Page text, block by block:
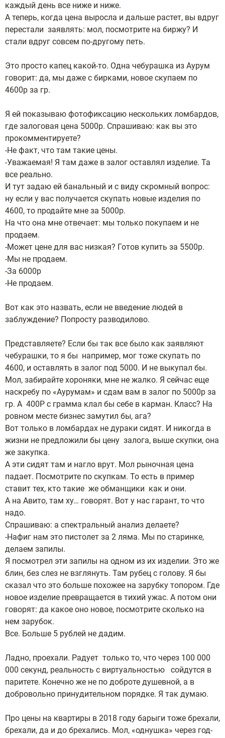
каждый день все ниже и ниже.
А теперь, когда цена выросла и дальше растет, вы вдруг
перестали заявлять: мол, посмотрите на биржу? И
стали вдруг совсем по-другому петь.
Это просто капец какой-то. Одна чебурашка из Аурум
говорит: да, мы даже с бирками, новое скупаем по
4600р за гр.
Я ей показываю фотофиксацию нескольких ломбардов,
где залоговая цена 5000р. Спрашиваю: как вы это
прокомментируете?
-Не факт, что там такие цены.
-Уважаемая! Я там даже в залог оставлял изделие. Та
все реально.
И тут задаю ей банальный и с виду скромный вопрос:
ну если у вас получается скупать новые изделия по
4600, то продайте мне за 5000р.
На что она мне отвечает: мы только покупаем и не
продаем.
-Может цене для вас низкая? Готов купить за 5500р.
-Мы не продаем.
-За 6000р
-Не продаем.
Вот как это назвать, если не введение людей в
заблуждение? Попросту разводилово.
Представляете? Если бы так все было как заявляют
чебурашки, то я бы например, мог тоже скупать по
4600, и оставлять в залог под 5000. И не выкупал бы.
Мол, забирайте хороняки, мне не жалко. Я сейчас еще
наскребу по «Аурумам» и сдам вам в залог по 5000р за
гр. А 400Р с грамма клал бы себе в карман. Класс? На
ровном месте бизнес замутил бы, ага?
Вот только в ломбардах не дураки сидят. И никогда в
жизни не предложили бы цену залога, выше скупки, она
же закупка.
А эти сидят там и нагло врут. Мол рыночная цена
падает. Посмотрите по скупкам. То есть в пример
ставит тех, кто такие же обманщики как и они.
А на Авито, там ху… говорят. Вот у нас гарант, то что
надо.
Спрашиваю: а спектральный анализ делаете?
-Нафиг нам это пистолет за 2 ляма. Мы по старинке,
делаем запилы.
Я посмотрел эти запилы на одном из их изделии. Это же
блин, без слез не взглянуть. Там рубец с голову. Я бы
сказал что это больше похожее на зарубку топором. Где
новое изделие превращается в тихий ужас. А потом они
говорят: да какое оно новое, посмотрите сколько на
нем зарубок.
Все. Больше 5 рублей не дадим.
Ладно, проехали. Радует только то, что через 100 000
000 секунд, реальность с виртуальностью сойдутся в
паритете. Конечно же не по доброте душевной, а в
добровольно принудительном порядке. Я так думаю.
Про цены на квартиры в 2018 году барыги тоже брехали,
брехали, да и до брехались. Мол, «однушка» через год-